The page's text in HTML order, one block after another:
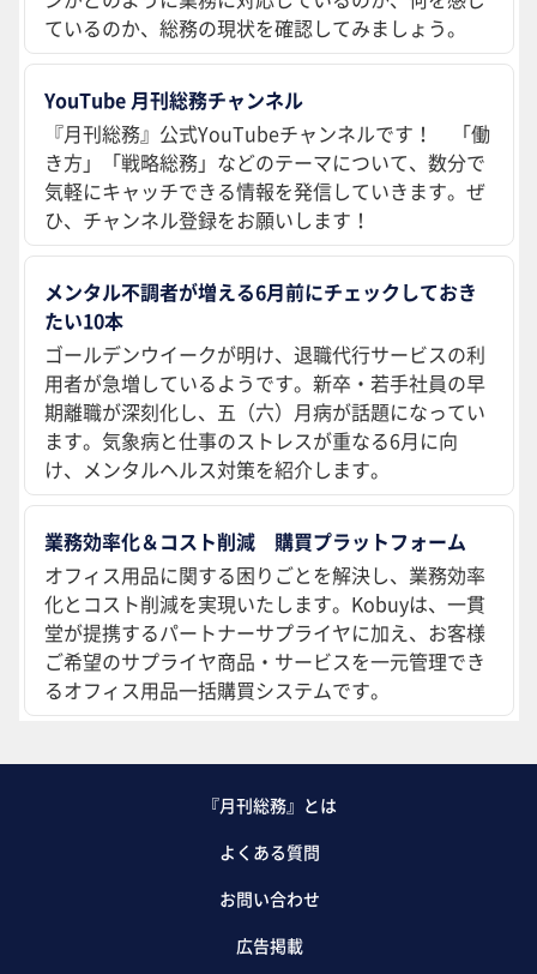
ているのか、総務の現状を確認してみましょう。
YouTube 月刊総務チャンネル
『月刊総務』公式YouTubeチャンネルです！ 「働
き方」「戦略総務」などのテーマについて、数分で
気軽にキャッチできる情報を発信していきます。ぜ
ひ、チャンネル登録をお願いします！
メンタル不調者が増える6月前にチェックしておき
たい10本
ゴールデンウイークが明け、退職代行サービスの利
用者が急増しているようです。新卒・若手社員の早
期離職が深刻化し、五（六）月病が話題になってい
ます。気象病と仕事のストレスが重なる6月に向
け、メンタルヘルス対策を紹介します。
業務効率化＆コスト削減 購買プラットフォーム
オフィス用品に関する困りごとを解決し、業務効率
化とコスト削減を実現いたします。Kobuyは、一貫
堂が提携するパートナーサプライヤに加え、お客様
ご希望のサプライヤ商品・サービスを一元管理でき
るオフィス用品一括購買システムです。
『月刊総務』とは
よくある質問
お問い合わせ
広告掲載